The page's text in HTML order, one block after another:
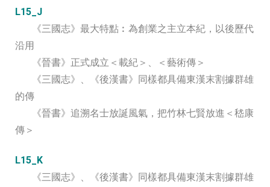
L15_J
《三國志》最大特點︰為創業之主立本紀，以後歷代
沿用
《晉書》正式成立＜載紀＞、＜藝術傳＞
《三國志》、《後漢書》同樣都具備東漢末割據群雄
的傳
《晉書》追溯名士放誕風氣，把竹林七賢放進＜嵇康
傳＞
L15_K
《三國志》、《後漢書》同樣都具備東漢末割據群雄